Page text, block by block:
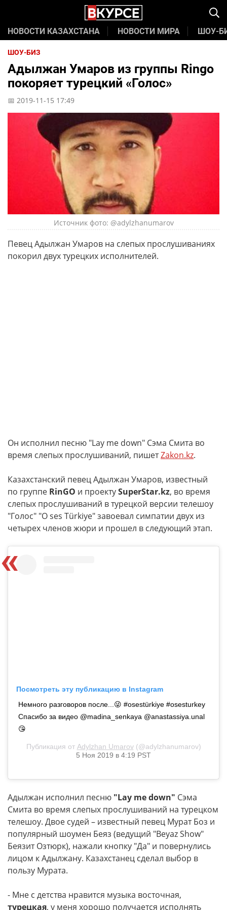
НОВОСТИ КАЗАХСТАНА НОВОСТИ МИРА ШОУ-
ШОУ-БИЗ
Адылжан Умаров из группы Ringo
покоряет турецкий «Голос»
📅 2019-11-15 17:49
Источник фото: @adylzhanumarov
Певец Адылжан Умаров на слепых прослушиваниях
покорил двух турецких исполнителей.
Он исполнил песню "Lay me down" Сэма Смита во
время слепых прослушиваний, пишетZakon.kz.
Казахстанский певец Адылжан Умаров, известный
по группе RinGO и проектуSuperStar.kz, во время
слепых прослушиваний в турецкой версии телешоу
"Голос" "O ses Türkiye" завоевал симпатии двух из
четырех членов жюри и прошел в следующий этап.
Посмотреть эту публикацию в Instagram
Немного разговоров после...😜 #osestürkiye #osesturkey
Спасибо за видео @madina_senkaya @anastassiya.unal
😘
Публикация от Adylzhan Umarov(@adylzhanumarov)
5 Ноя 2019 в 4:19 PST
Адылжан исполнил песню "Lay me down" Сэма
Смита во время слепых прослушиваний на турецком
телешоу. Двое судей – известный певец Мурат Боз и
популярный шоумен Беяз (ведущий "Beyaz Show"
Беязит Озтюрк), нажали кнопку "Да" и повернулись
лицом к Адылжану. Казахстанец сделал выбор в
пользу Мурата.
- Мне с детства нравится музыка восточная,
турецкая, у меня хорошо получается исполнять